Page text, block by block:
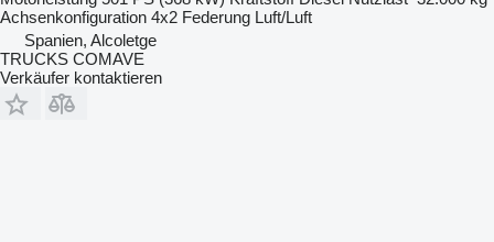
Achsenkonfiguration 4x2 Federung Luft/Luft
Spanien, Alcoletge
TRUCKS COMAVE
Verkäufer kontaktieren